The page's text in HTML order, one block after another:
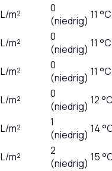
L/m²
0
(niedrig) 11 °C
L/m²
0
(niedrig) 11 °C
L/m²
0
(niedrig) 11 °C
L/m²
0
(niedrig) 12
L/m²
1
(niedrig) 14
L/m²
2
(niedrig) 15